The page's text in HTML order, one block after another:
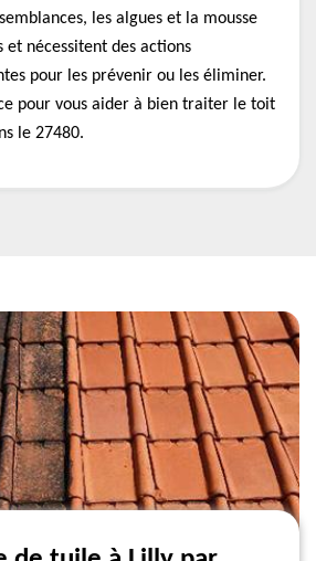
les algues et la mousse
nécessitent des actions
pour les prévenir ou les éliminer.
pour vous aider à bien traiter le toit
le 27480.